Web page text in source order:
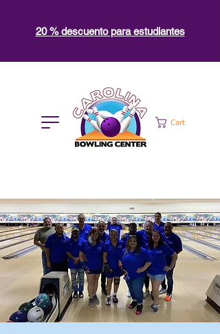
Cart
20 % descuento para estudiantes